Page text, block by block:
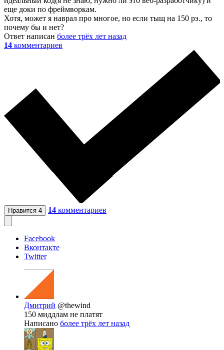
еще доки по фреймворкам.
Хотя, может я наврал про многое, но если тыщ на 150 рэ., то
почему бы и нет?
Ответ написан более трёх лет назад
14 комментариев
Нравится 4 14 комментариев
Facebook
Вконтакте
Twitter
Дмитрий @thewind
150 миддлам не платят
Написано более трёх лет назад